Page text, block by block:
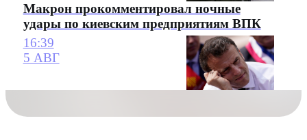
Макрон прокомментировал ночные
удары по киевским предприятиям ВПК
16:39
5 АВГ